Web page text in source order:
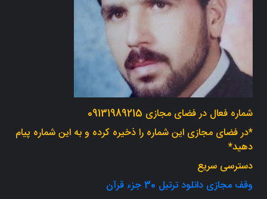
شماره فعال در فضای مجازی 09131989215
*در فضای مجازی این شماره را ذخیره کرده و به این شماره پیام
دهید*
دسترسی سریع
وقف مجازی دانلود ترتیل 30 جزء قرآن